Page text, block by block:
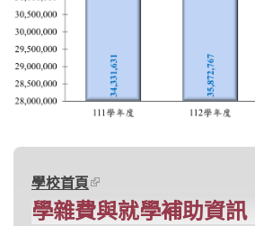
學校首頁(link is external)
學雜費與就學補助資訊